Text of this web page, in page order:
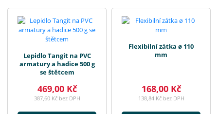
Lepidlo Tangit na PVC
armatury a hadice 500 g
se štětcem
469,00 Kč
387,60 Kč bez DPH
Flexibilní zátka ø 110
mm
168,00 Kč
138,84 Kč bez DPH